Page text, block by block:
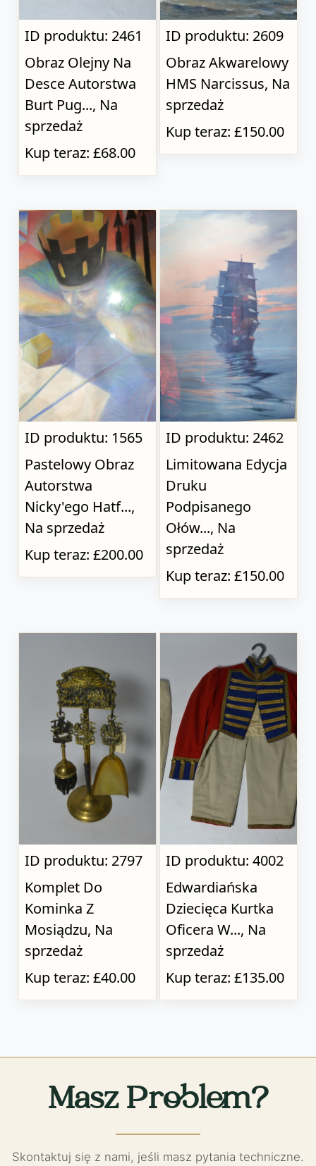
ID produktu: 2461
Obraz Olejny Na
Desce Autorstwa
Burt Pug..., Na
sprzedaż
Kup teraz: £68.00
ID produktu: 2609
Obraz Akwarelowy
HMS Narcissus, Na
sprzedaż
Kup teraz: £150.00
ID produktu: 1565
Pastelowy Obraz
Autorstwa
Nicky'ego Hatf...,
Na sprzedaż
Kup teraz: £200.00
ID produktu: 2462
Limitowana Edycja
Druku
Podpisanego
Ołów..., Na
sprzedaż
Kup teraz: £150.00
ID produktu: 2797
Komplet Do
Kominka Z
Mosiądzu, Na
sprzedaż
Kup teraz: £40.00
ID produktu: 4002
Edwardiańska
Dziecięca Kurtka
Oficera W..., Na
sprzedaż
Kup teraz: £135.00
Masz Problem?
Skontaktuj się z nami, jeśli masz pytania techniczne.